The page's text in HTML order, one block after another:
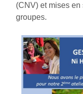
(CNV) et mises en
groupes.